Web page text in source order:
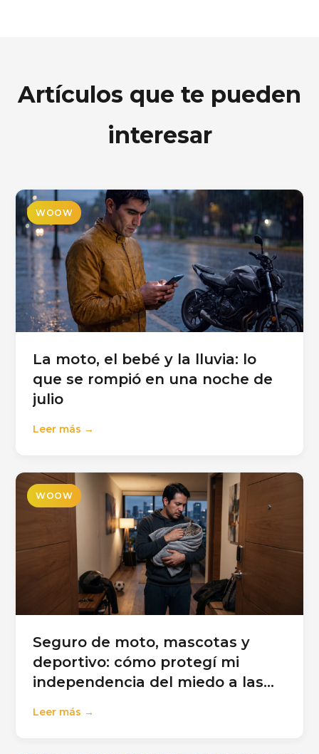
Artículos que te pueden
interesar
WOOW
La moto, el bebé y la lluvia: lo
que se rompió en una noche de
julio
Leer más →
WOOW
Seguro de moto, mascotas y
deportivo: cómo protegí mi
independencia del miedo a las
Leer más →